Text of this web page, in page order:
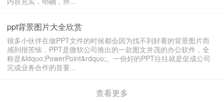
ppt背景图片大全欣赏
很多小伙伴在做PPT文件的时候都会因为找不到好看的背景图片而
感到很苦恼，PPT是微软公司推出的一款图文并茂的办公软件，全
称是&ldquo;PowerPoint&rdquo;。一份好的PPT往往就是促成公司
完成业务合作的首要...
查看更多